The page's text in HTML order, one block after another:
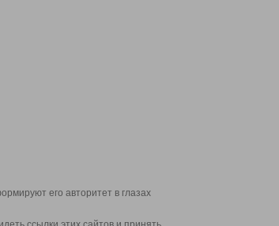
его авторитет в глазах